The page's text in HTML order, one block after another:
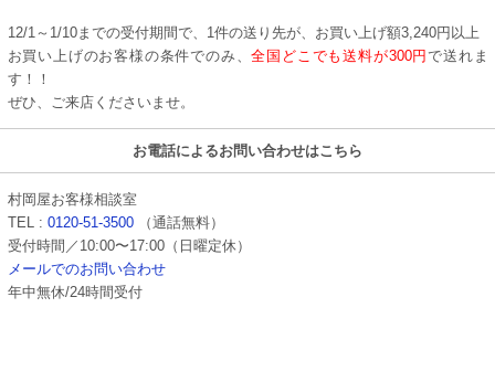
12/1～1/10までの受付期間で、1件の送り先が、お買い上げ額3,240円以上
お買い上げのお客様の条件でのみ、全国どこでも送料が300円で送れま
す！！
ぜひ、ご来店くださいませ。
お電話によるお問い合わせはこちら
村岡屋お客様相談室
TEL : 0120-51-3500（通話無料）
受付時間／10:00〜17:00（日曜定休）
メールでのお問い合わせ
年中無休/24時間受付